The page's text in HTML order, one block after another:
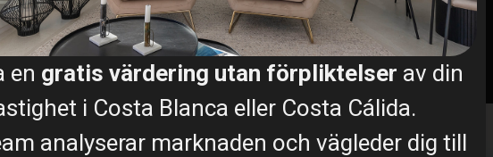
G H Karta
en gratis värdering utan förpliktelser av din
i Costa Blanca eller Costa Cálida.
analyserar marknaden och vägleder dig till